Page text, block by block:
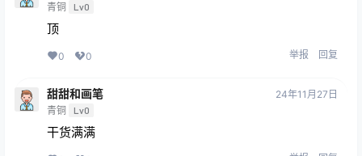
青铜 Lv0
顶
0 0 举报 回复
甜甜和画笔
青铜 Lv0
24年11月27日
干货满满